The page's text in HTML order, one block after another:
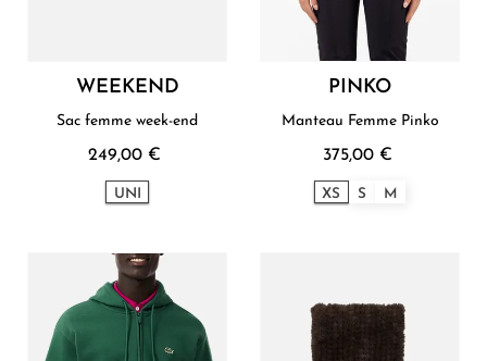
WEEKEND
Sac femme week-end
249,00 €
UNI
PINKO
Manteau Femme Pinko
375,00 €
XS S M